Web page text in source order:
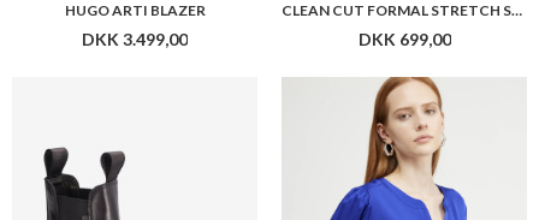
HUGO ARTI BLAZER
DKK 3.499,00
CLEAN CUT FORMAL STRETCH SHIRT
DKK 699,00